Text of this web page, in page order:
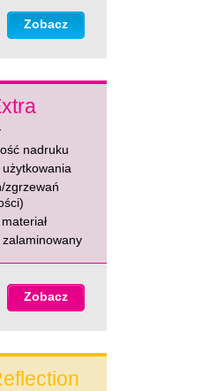
Zobacz
nadruku
użytkowania
zgrzewań
Zobacz